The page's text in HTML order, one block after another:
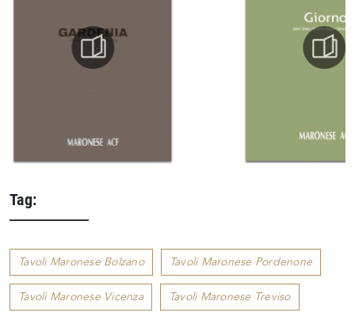
Tag:
Tavoli Maronese Bolzano Tavoli Maronese Pordenone
Tavoli Maronese Vicenza Tavoli Maronese Treviso